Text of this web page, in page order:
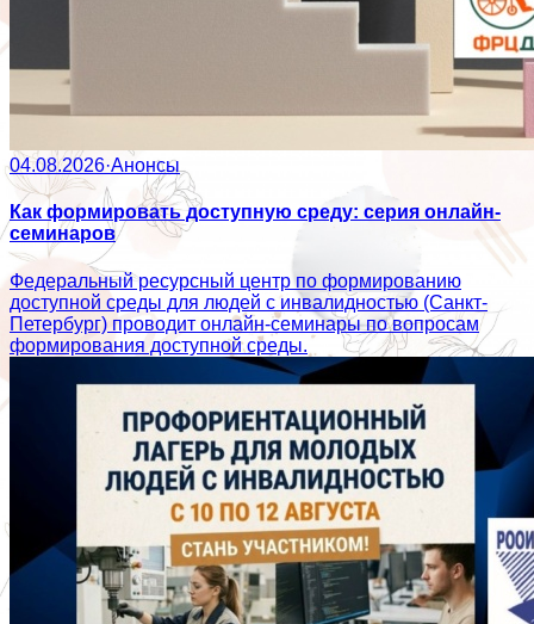
04.08.2026·Анонсы
Как формировать доступную среду: серия онлайн-
семинаров
Федеральный ресурсный центр по формированию
доступной среды для людей с инвалидностью (Санкт-
Петербург) проводит онлайн-семинары по вопросам
формирования доступной среды.